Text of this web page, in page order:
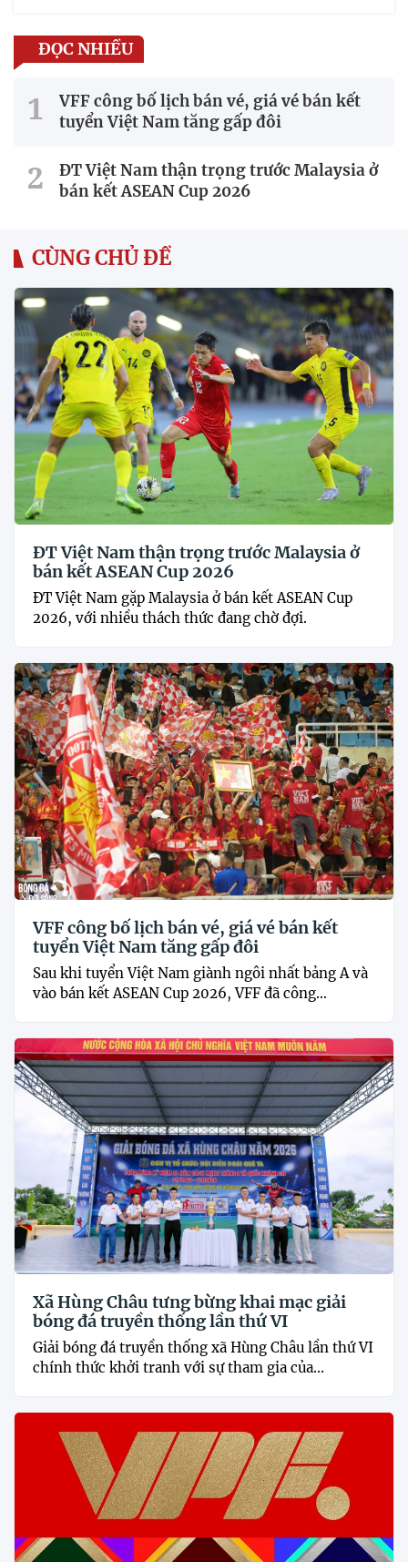
ĐỌC NHIỀU
VFF công bố lịch bán vé, giá vé bán kết
tuyển Việt Nam tăng gấp đôi
ĐT Việt Nam thận trọng trước Malaysia ở
bán kết ASEAN Cup 2026
CÙNG CHỦ ĐỀ
ĐT Việt Nam thận trọng trước Malaysia ở
bán kết ASEAN Cup 2026
ĐT Việt Nam gặp Malaysia ở bán kết ASEAN Cup
2026, với nhiều thách thức đang chờ đợi.
VFF công bố lịch bán vé, giá vé bán kết
tuyển Việt Nam tăng gấp đôi
Sau khi tuyển Việt Nam giành ngôi nhất bảng A và
vào bán kết ASEAN Cup 2026, VFF đã công...
Xã Hùng Châu tưng bừng khai mạc giải
bóng đá truyền thống lần thứ VI
Giải bóng đá truyền thống xã Hùng Châu lần thứ VI
chính thức khởi tranh với sự tham gia của...